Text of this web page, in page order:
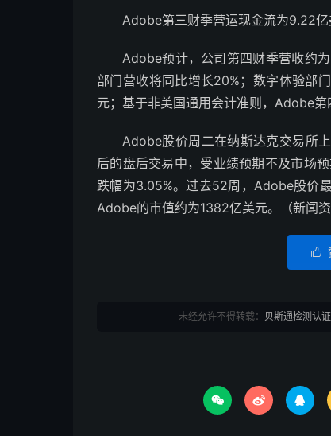
Adobe第三财季营运现金流为9.22
Adobe预计，公司第四财季营收约
部门营收将同比增长20%；数字体验部
元；基于非美国通用会计准则，Adobe
Adobe股价周二在纳斯达克交易所
后的盘后交易中，受业绩预期不及市场
跌幅为3.05%。过去52周，Adobe股价
Adobe的市值约为1382亿美元。（新闻资

未经允许不得转载： 贝斯通检测认
  